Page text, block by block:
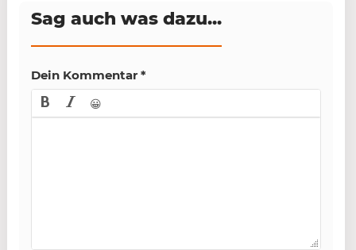
Sag auch was dazu...
Dein Kommentar *
😀